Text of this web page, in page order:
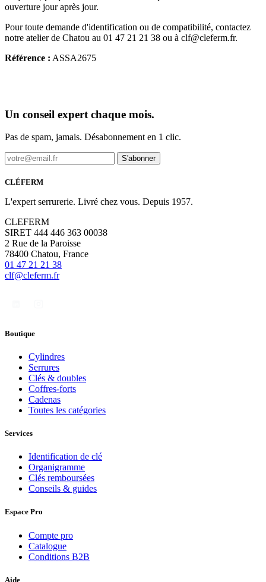
ouverture jour après jour.
Pour toute demande d'identification ou de compatibilité, contactez
notre atelier de Chatou au 01 47 21 21 38 ou à clf@cleferm.fr.
Référence : ASSA2675
Un conseil expert chaque mois.
Pas de spam, jamais. Désabonnement en 1 clic.
S'abonner
CLÉFERM
L'expert serrurerie. Livré chez vous. Depuis 1957.
CLEFERM
SIRET 444 446 363 00038
2 Rue de la Paroisse
78400 Chatou, France
01 47 21 21 38
clf@cleferm.fr
Boutique
Cylindres
Serrures
Clés & doubles
Coffres-forts
Cadenas
Toutes les catégories
Services
Identification de clé
Organigramme
Clés remboursées
Conseils & guides
Espace Pro
Compte pro
Catalogue
Conditions B2B
Aide